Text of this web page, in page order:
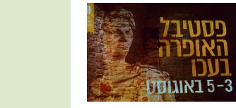
— The Cuckoo Theater — Israel.
Photo — Zohar Atsmon
Международный Иерусалимский
фестиваль кукольных театров
Luuuuna...